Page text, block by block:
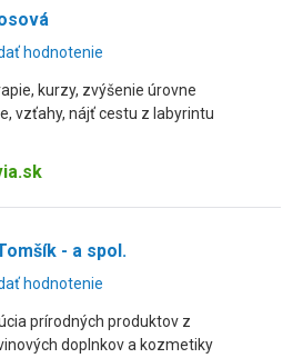
hodnotenie
kurzy, zvýšenie úrovne
vzťahy, nájť cestu z labyrintu
- a spol.
hodnotenie
prírodných produktov z
doplnkov a kozmetiky